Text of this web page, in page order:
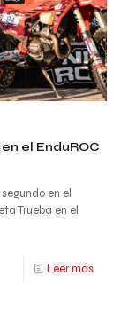
el EnduROC
en el
Trueba en el
Leer más